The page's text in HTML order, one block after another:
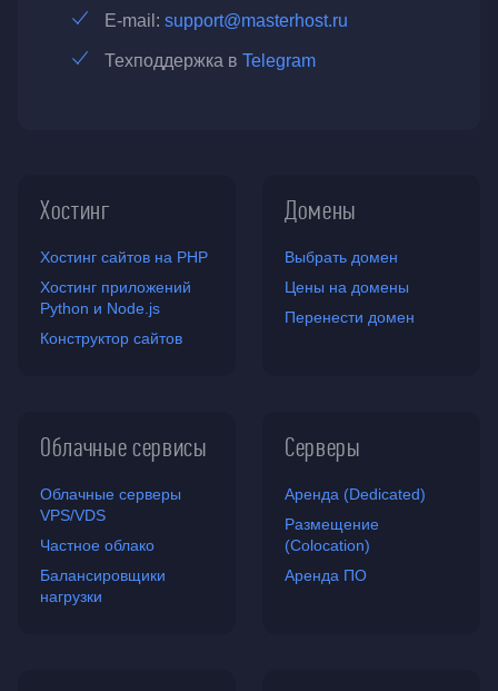
E-mail: support@masterhost.ru
Техподдержка в Telegram
Хостинг
Хостинг сайтов на PHP
Хостинг приложений
Python и Node.js
Конструктор сайтов
Домены
Выбрать домен
Цены на домены
Перенести домен
Облачные сервисы
Облачные серверы
VPS/VDS
Частное облако
Балансировщики
нагрузки
Серверы
Аренда (Dedicated)
Размещение
(Colocation)
Аренда ПО